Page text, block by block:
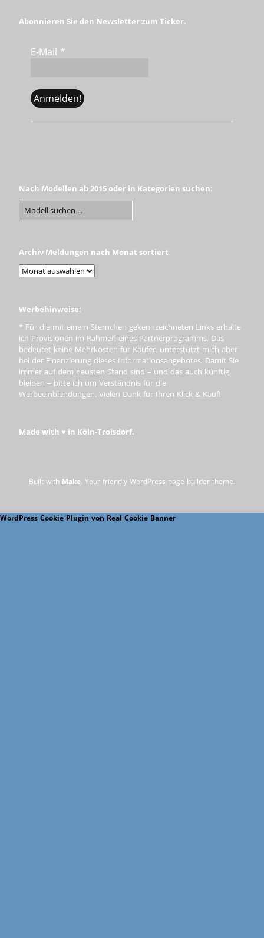
Abonnieren Sie den Newsletter zum Ticker.
E-Mail *
Nach Modellen ab 2015 oder in Kategorien suchen:
Archiv Meldungen nach Monat sortiert
Werbehinweise:
* Für die mit einem Sternchen gekennzeichneten Links erhalte
ich Provisionen im Rahmen eines Partnerprogramms. Das
bedeutet keine Mehrkosten für Käufer, unterstützt mich aber
bei der Finanzierung dieses Informationsangebotes. Damit Sie
immer auf dem neusten Stand sind – und das auch künftig
bleiben – bitte ich um Verständnis für die
Werbeeinblendungen. Vielen Dank für Ihren Klick & Kauf!
Made with ♥ in Köln-Troisdorf.
Built with Make. Your friendly WordPress page builder theme.
WordPress Cookie Plugin von Real Cookie Banner